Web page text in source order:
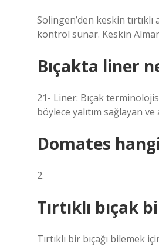
Solingen’den keskin
kontrol sunar. Keskin
Bıçakta liner
21- Liner: Bıçak
böylece yalıtım sağlayan
Domates
2.
Tırtıklı bıçak
Tırtıklı bir bıçağı bilemek